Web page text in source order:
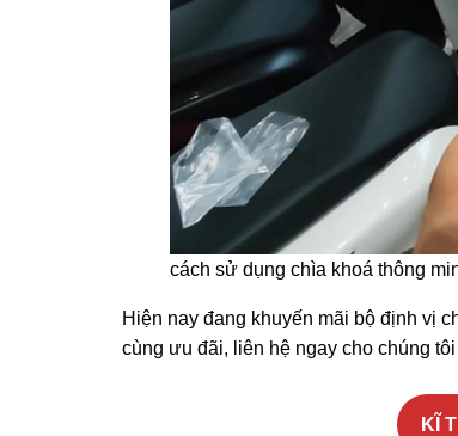
cách sử dụng chìa khoá thông
Hiện nay đang khuyến mãi bộ định vị
cùng ưu đãi, liên hệ ngay cho chúng tôi
KĨ